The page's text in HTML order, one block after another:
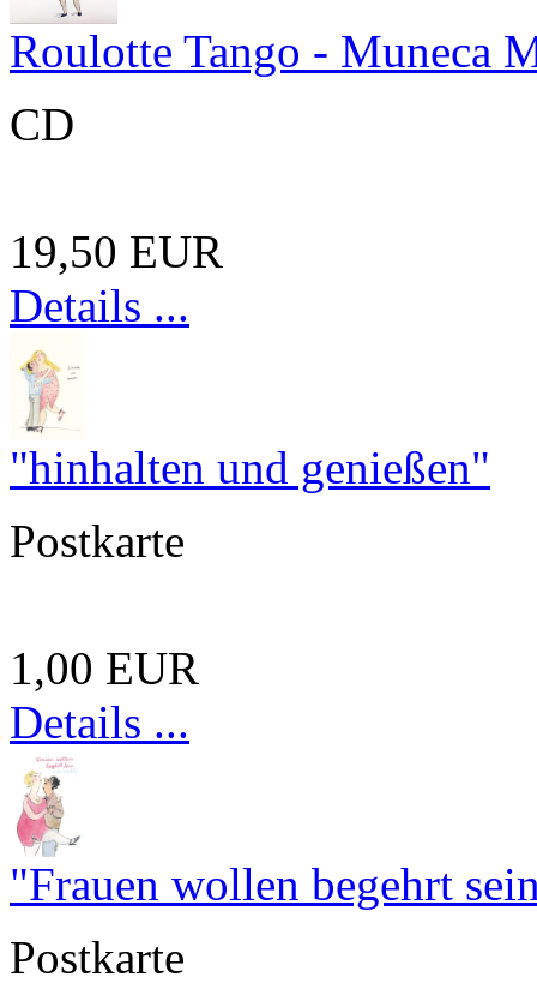
Roulotte Tango - Muneca
CD
19,50 EUR
Details ...
"hinhalten und genießen"
Postkarte
1,00 EUR
Details ...
"Frauen wollen begehrt
Postkarte